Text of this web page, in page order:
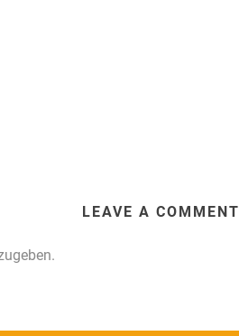
LEAVE A COMMENT